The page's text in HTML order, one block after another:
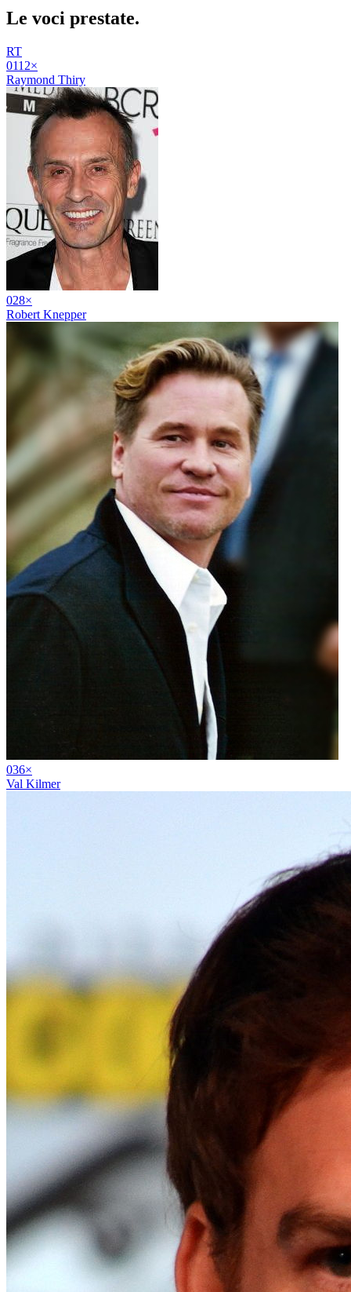
Le voci prestate.
RT
0112×
Raymond Thiry
028×
Robert Knepper
036×
Val Kilmer